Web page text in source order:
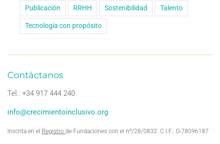
Publicación RRHH Sostenibilidad Talento
Tecnología con propósito
Contáctanos
Tel.: +34 917 444 240
info@crecimientoinclusivo.org
Inscrita en el Registro de Fundaciones con el nº/28/0832. C.I.F.: G-78096187